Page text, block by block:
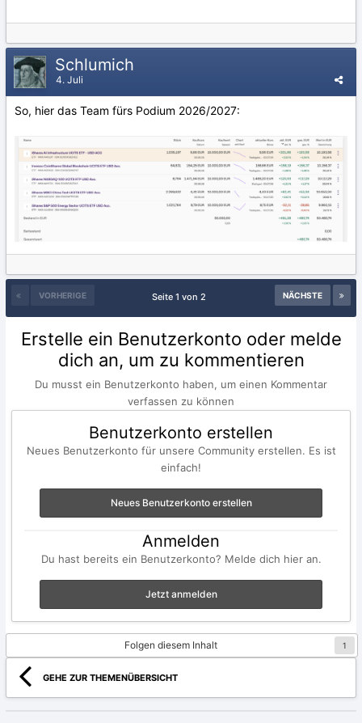
Schlumich
4. Juli
So, hier das Team fürs Podium 2026/2027:
VORHERIGE NÄCHSTE
Seite 1 von 2
Erstelle ein Benutzerkonto oder melde
dich an, um zu kommentieren
Du musst ein Benutzerkonto haben, um einen Kommentar
verfassen zu können
Benutzerkonto erstellen
Neues Benutzerkonto für unsere Community erstellen. Es ist
einfach!
Neues Benutzerkonto erstellen
Anmelden
Du hast bereits ein Benutzerkonto? Melde dich hier an.
Jetzt anmelden
Folgen diesem Inhalt 1
GEHE ZUR THEMENÜBERSICHT